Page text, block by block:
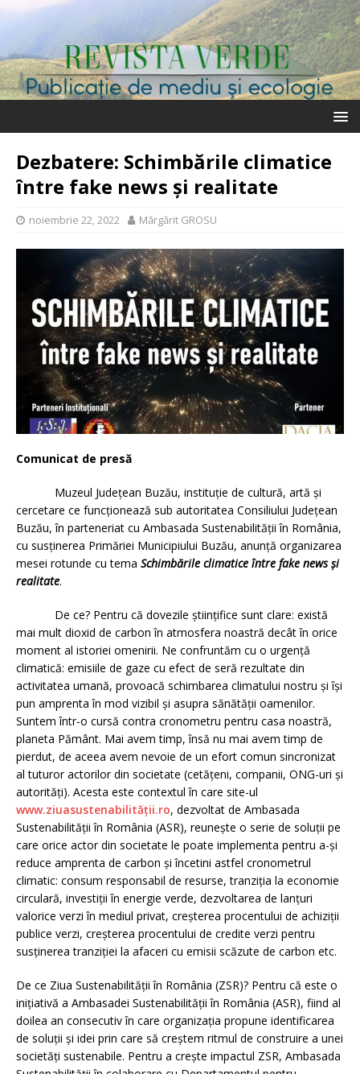
Dezbatere: Schimbările climatice
între fake news și realitate
noiembrie 22, 2022 Mărgărit GROSU
Comunicat de presă
Muzeul Județean Buzău, instituție de cultură, artă și
cercetare ce funcționează sub autoritatea Consiliului Județean
Buzău, în parteneriat cu Ambasada Sustenabilității în România,
cu susținerea Primăriei Municipiului Buzău, anunță organizarea
mesei rotunde cu tema Schimbările climatice între fake news și
realitate.
De ce? Pentru că dovezile științifice sunt clare: există
mai mult dioxid de carbon în atmosfera noastră decât în orice
moment al istoriei omenirii. Ne confruntăm cu o urgență
climatică: emisiile de gaze cu efect de seră rezultate din
activitatea umană, provoacă schimbarea climatului nostru și își
pun amprenta în mod vizibil și asupra sănătății oamenilor.
Suntem într-o cursă contra cronometru pentru casa noastră,
planeta Pământ. Mai avem timp, însă nu mai avem timp de
pierdut, de aceea avem nevoie de un efort comun sincronizat
al tuturor actorilor din societate (cetățeni, companii, ONG-uri și
autorități). Acesta este contextul în care site-ul
www.ziuasustenabilității.ro, dezvoltat de Ambasada
Sustenabilității în România (ASR), reunește o serie de soluții pe
care orice actor din societate le poate implementa pentru a-și
reduce amprenta de carbon și încetini astfel cronometrul
climatic: consum responsabil de resurse, tranziția la economie
circulară, investiții în energie verde, dezvoltarea de lanțuri
valorice verzi în mediul privat, creșterea procentului de achiziții
publice verzi, creșterea procentului de credite verzi pentru
susținerea tranziției la afaceri cu emisii scăzute de carbon etc.
De ce Ziua Sustenabilității în România (ZSR)? Pentru că este o
inițiativă a Ambasadei Sustenabilității în România (ASR), fiind al
doilea an consecutiv în care organizația propune identificarea
de soluții și idei prin care să creștem ritmul de construire a unei
societăți sustenabile. Pentru a crește impactul ZSR, Ambasada